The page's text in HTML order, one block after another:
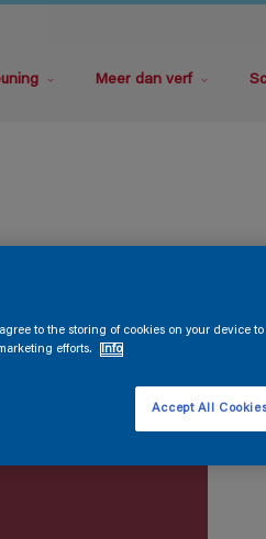
Meer dan verf
to the storing of cookies on your device
efforts.
Info
Accept All